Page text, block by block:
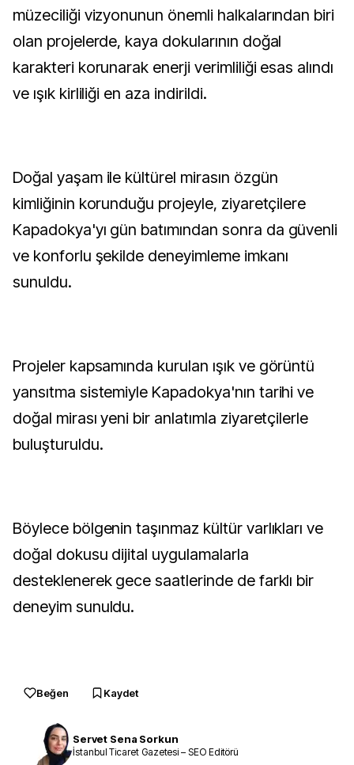
müzeciliği vizyonunun önemli halkalarından biri
olan projelerde, kaya dokularının doğal
karakteri korunarak enerji verimliliği esas alındı
ve ışık kirliliği en aza indirildi.
Doğal yaşam ile kültürel mirasın özgün
kimliğinin korunduğu projeyle, ziyaretçilere
Kapadokya'yı gün batımından sonra da güvenli
ve konforlu şekilde deneyimleme imkanı
sunuldu.
Projeler kapsamında kurulan ışık ve görüntü
yansıtma sistemiyle Kapadokya'nın tarihi ve
doğal mirası yeni bir anlatımla ziyaretçilerle
buluşturuldu.
Böylece bölgenin taşınmaz kültür varlıkları ve
doğal dokusu dijital uygulamalarla
desteklenerek gece saatlerinde de farklı bir
deneyim sunuldu.
Beğen Kaydet
Servet Sena Sorkun
İstanbul Ticaret Gazetesi – SEO Editörü